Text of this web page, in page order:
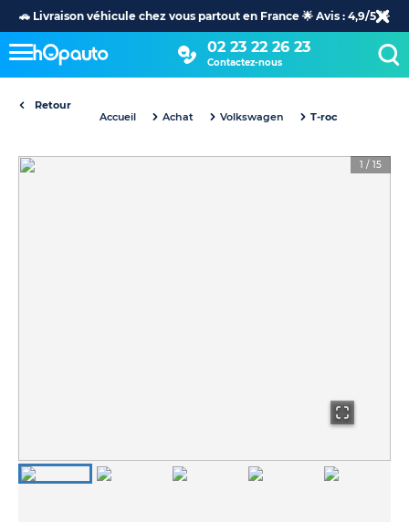
🚗 Livraison véhicule chez vous partout en France 🌟 Avis : 4,9/5 🌟
02 23 22 26 23
Contactez-nous
Retour
Accueil
Achat Volkswagen T-roc
1 / 15